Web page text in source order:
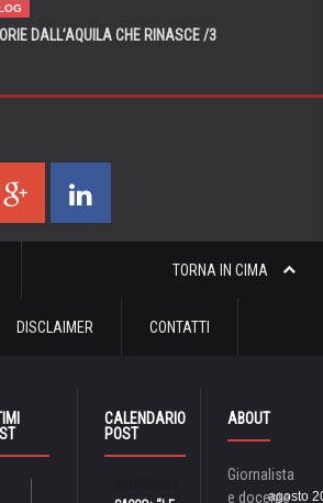
DALL’AQUILA CHE RINASCE /3
TORNA IN CIMA
DISCLAIMER CONTATTI
CALENDARIO
POST
agosto
ABOUT
Giornalista
e docente